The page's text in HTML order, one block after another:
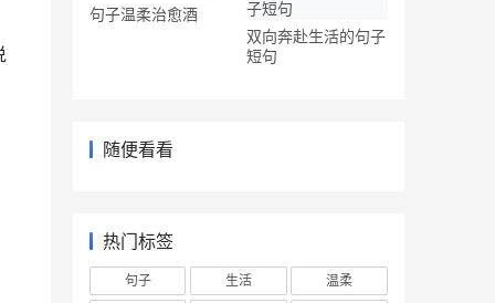
句子温柔治愈酒
双向奔赴生活的句子
短句
随便看看
热门标签
句子 生活
温柔